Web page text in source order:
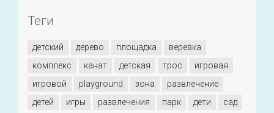
Теги
детский дерево площадка
веревка
комплекс
канат детская трос
игровая
игровой
playground зона
развлечение
детей
игры развлечения парк дети
сад